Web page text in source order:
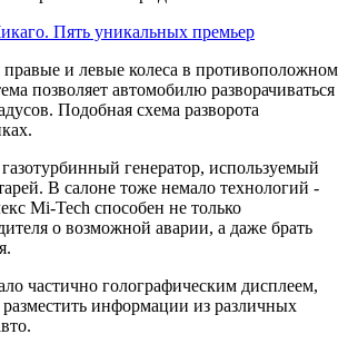
Пять уникальных премьер
и левые колеса в противоположном
позволяет автомобилю разворачиваться
Подобная схема разворота
генератор, используемый
В салоне тоже немало технологий -
Mi-Tech способен не только
о возможной аварии, а даже брать
частично голографическим дисплеем,
информации из различных